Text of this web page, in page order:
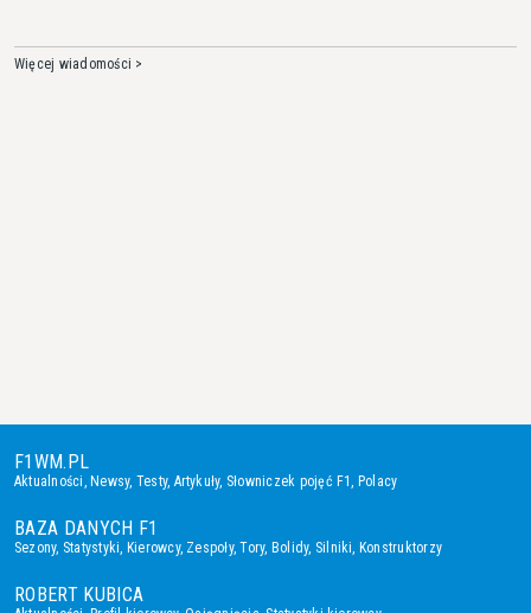
Więcej wiadomości >
F1WM.PL
Aktualności, Newsy, Testy, Artykuły, Słowniczek pojęć F1, Polacy
BAZA DANYCH F1
Sezony, Statystyki, Kierowcy, Zespoły,Tory, Bolidy, Silniki, Konstruktorzy
ROBERT KUBICA